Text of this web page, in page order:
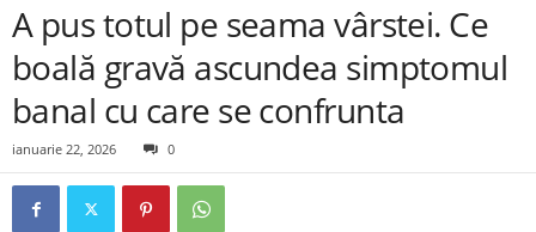
A pus totul pe seama vârstei. Ce
boală gravă ascundea simptomul
banal cu care se confrunta
ianuarie 22, 2026 0